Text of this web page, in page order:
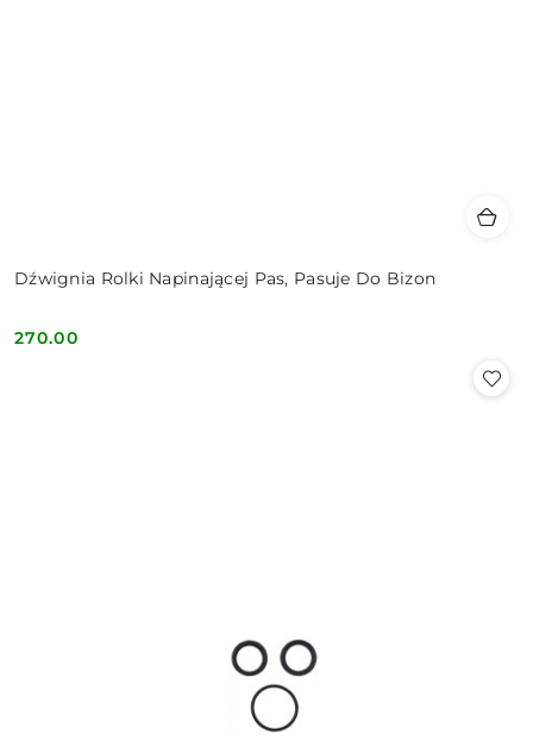
Dźwignia Rolki Napinającej Pas, Pasuje Do Bizon
Cena:
270.00